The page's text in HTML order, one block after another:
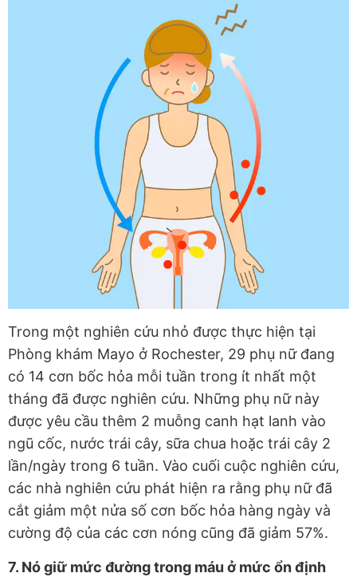
Trong một nghiên cứu nhỏ được thực hiện tại
Phòng khám Mayo ở Rochester, 29 phụ nữ đang
có 14 cơn bốc hỏa mỗi tuần trong ít nhất một
tháng đã được nghiên cứu. Những phụ nữ này
được yêu cầu thêm 2 muỗng canh hạt lanh vào
ngũ cốc, nước trái cây, sữa chua hoặc trái cây 2
lần/ngày trong 6 tuần. Vào cuối cuộc nghiên cứu,
các nhà nghiên cứu phát hiện ra rằng phụ nữ đã
cắt giảm một nửa số cơn bốc hỏa hàng ngày và
cường độ của các cơn nóng cũng đã giảm 57%.
7. Nó giữ mức đường trong máu ở mức ổn định